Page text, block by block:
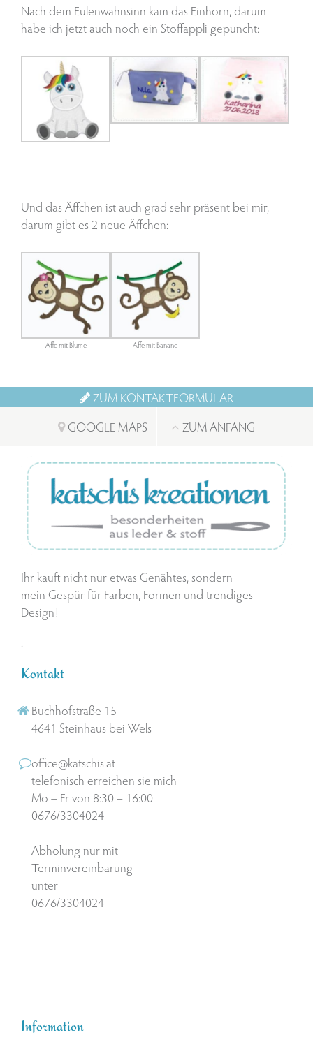
Nach dem Eulenwahnsinn kam das Einhorn, darum
habe ich jetzt auch noch ein Stoffappli gepuncht:
Und das Äffchen ist auch grad sehr präsent bei mir,
darum gibt es 2 neue Äffchen:
Affe mit Blume Affe mit Banane
ZUM KONTAKTFORMULAR
GOOGLE MAPS
ZUM ANFANG
Ihr kauft nicht nur etwas Genähtes, sondern
mein Gespür für Farben, Formen und trendiges
Design!
.
Kontakt
Buchhofstraße 15
4641 Steinhaus bei Wels
office@katschis.at
telefonisch erreichen sie mich
Mo – Fr von 8:30 – 16:00
0676/3304024
Abholung nur mit
Terminvereinbarung
unter
0676/3304024
Information